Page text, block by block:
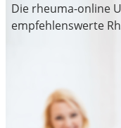
Die rheuma-online
empfehlenswerte